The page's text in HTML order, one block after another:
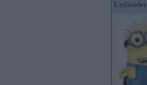
Letlander